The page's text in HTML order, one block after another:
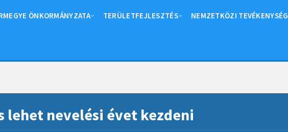
ÖNKORMÁNYZATA TERÜLETFEJLESZTÉS NEMZETKÖZI TEVÉKENYSÉG
lehet nevelési évet kezdeni